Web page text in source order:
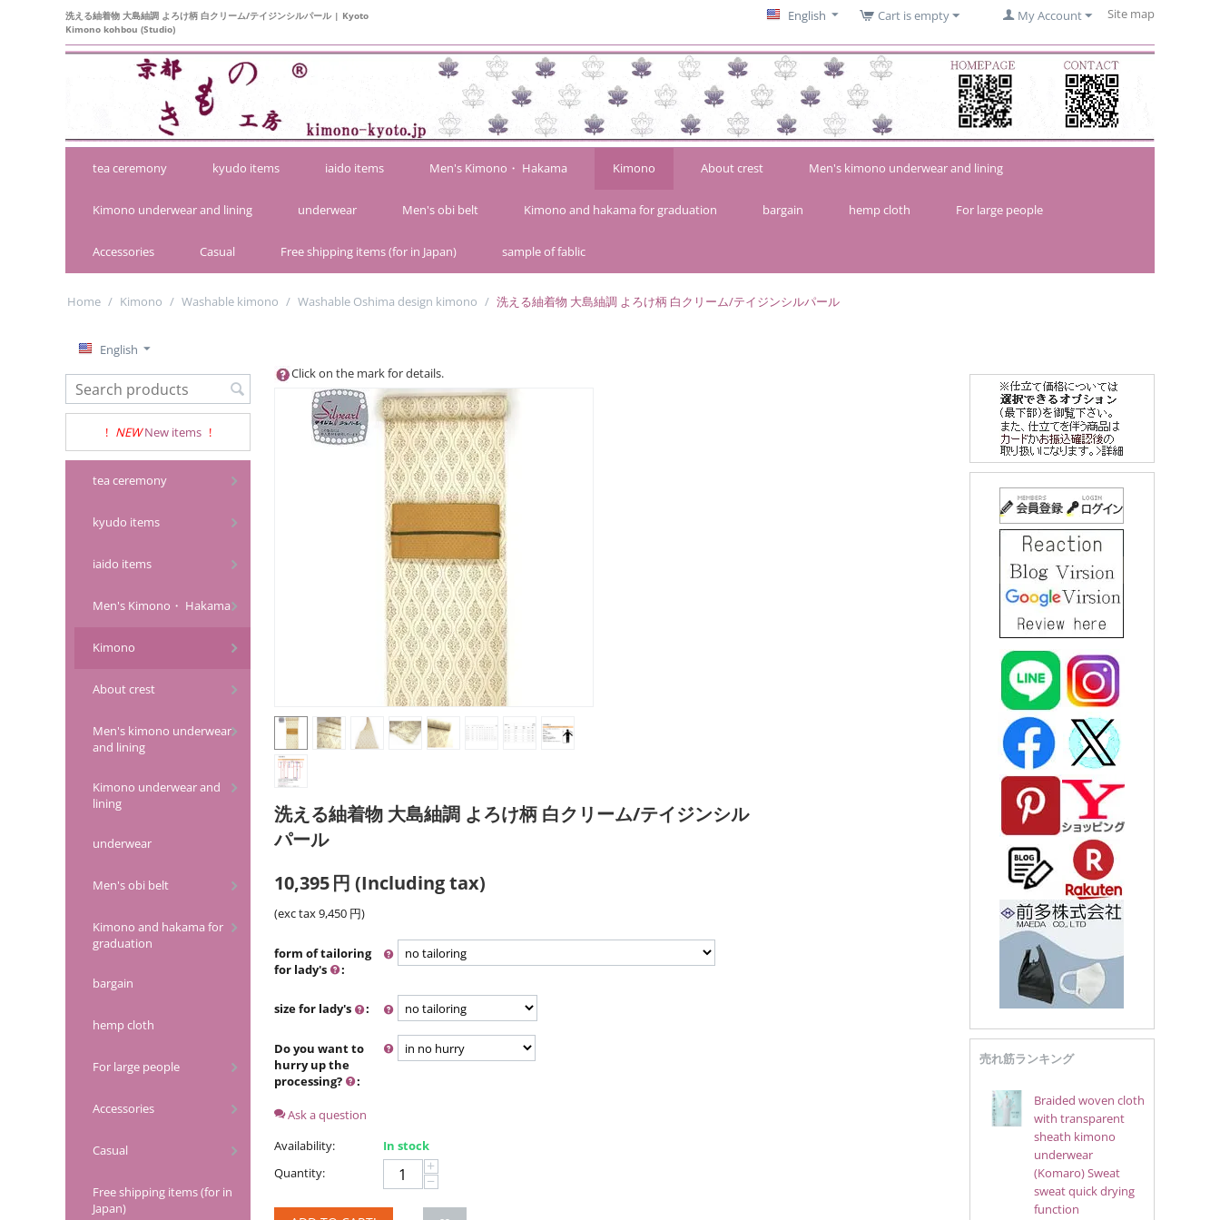
洗える紬着物 大島紬調 よろけ柄 白クリーム/テイジンシルパール | Kyoto
Kimono kohbou (Studio)
Site map
My Account
Cart is empty
English
tea ceremony kyudo items iaido items Men's Kimono・ Hakama Kimono About crest Men's kimono underwear and lining
Kimono underwear and lining underwear Men's obi belt Kimono and hakama for graduation bargain hemp cloth For large people
Accessories Casual Free shipping items (for in Japan) sample of fablic
Home / Kimono / Washable kimono / Washable Oshima design kimono / 洗える紬着物 大島紬調 よろけ柄 白クリーム/テイジンシルパール
English
! NEW New items !
tea ceremony
kyudo items
iaido items
Men's Kimono・ Hakama
Kimono
About crest
Men's kimono underwear
and lining
Kimono underwear and
lining
underwear
Men's obi belt
Kimono and hakama for
graduation
bargain
hemp cloth
For large people
Accessories
Casual
Free shipping items (for in
Japan)
Click on the mark for details.
洗える紬着物 大島紬調 よろけ柄 白クリーム/テイジンシル
パール
10,395円 (Including tax)
(exc tax9,450 円)
form of tailoring
for lady's
:
size for lady's :
Do you want to
hurry up the
processing?
:
Ask a question
Availability:
In stock
Quantity:
+
−
売れ筋ランキング
Braided woven cloth
with transparent
sheath kimono
underwear
(Komaro) Sweat
sweat quick drying
function